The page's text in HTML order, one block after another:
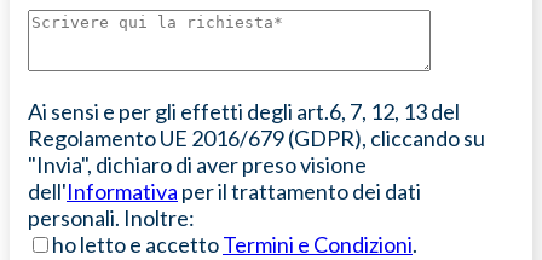
Ai sensi e per gli effetti degli art.6, 7, 12, 13 del
Regolamento UE 2016/679 (GDPR), cliccando su
"Invia", dichiaro di aver preso visione
dell'Informativa per il trattamento dei dati
personali. Inoltre:
ho letto e accettoTermini e Condizioni.